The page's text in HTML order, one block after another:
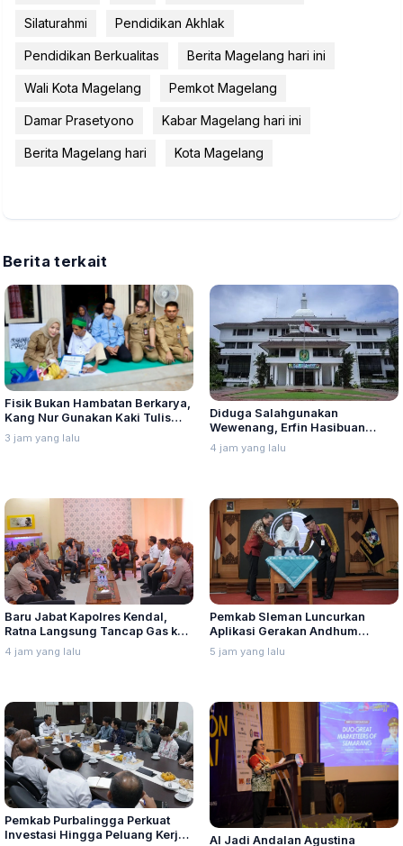
Silaturahmi Pendidikan Akhlak
Pendidikan Berkualitas Berita Magelang hari ini
Wali Kota Magelang Pemkot Magelang
Damar Prasetyono Kabar Magelang hari ini
Berita Magelang hari Kota Magelang
Berita terkait
Fisik Bukan Hambatan Berkarya,
Kang Nur Gunakan Kaki Tulis
Kaligrafi Arab
3 jam yang lalu
Diduga Salahgunakan
Wewenang, Erfin Hasibuan
Dinonaktifkan dari Jabatan
Lurah Aur Kota Medan
4 jam yang lalu
Baru Jabat Kapolres Kendal,
Ratna Langsung Tancap Gas ke
Kantor Kejaksaan Negeri
4 jam yang lalu
Pemkab Sleman Luncurkan
Aplikasi Gerakan Andhum
Handarbeni Penanganan Anak
Tidak Sekolah Berbasis Early
5 jam yang lalu
Pemkab Purbalingga Perkuat
Investasi Hingga Peluang Kerja
AI Jadi Andalan Agustina